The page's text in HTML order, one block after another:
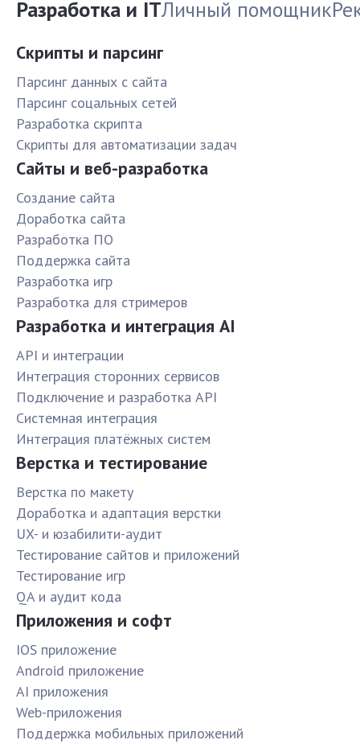
Разработка и ITЛичный помощник
Скрипты и парсинг
Парсинг данных с сайта
Парсинг соцальных сетей
Разработка скрипта
Скрипты для автоматизации задач
Сайты и веб-разработка
Создание сайта
Доработка сайта
Разработка ПО
Поддержка сайта
Разработка игр
Разработка для стримеров
Разработка и интеграция AI
API и интеграции
Интеграция сторонних сервисов
Подключение и разработка API
Системная интеграция
Интеграция платёжных систем
Верстка и тестирование
Верстка по макету
Доработка и адаптация верстки
UX- и юзабилити-аудит
Тестирование сайтов и приложений
Тестирование игр
QA и аудит кода
Приложения и софт
IOS приложение
Android приложение
AI приложения
Web-приложения
Поддержка мобильных приложений